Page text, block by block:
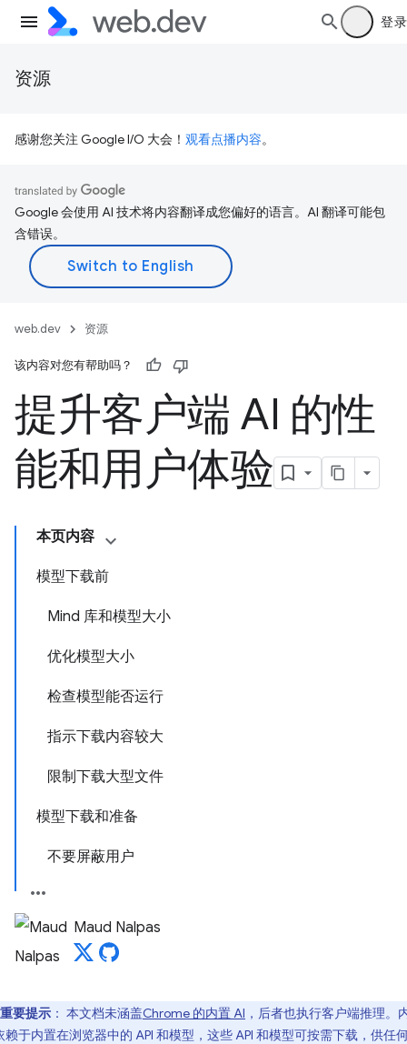
登录
资源
感谢您关注 Google I/O 大会！ 观看点播内容。
Google 会使用 AI 技术将内容翻译成您偏好的语言。AI 翻译可能包
含错误。
web.dev 资源
该内容对您有帮助吗？
提升客户端 AI 的性
能和用户体验
本页内容
模型下载前
Mind 库和模型大小
优化模型大小
检查模型能否运行
指示下载内容较大
限制下载大型文件
模型下载和准备
不要屏蔽用户
Maud Nalpas
重要提示 ： 本文档未涵盖Chrome 的内置 AI ，后者也执行客户端推理。
赖于内置在浏览器中的 API 和模型，这些 API 和模型可按需下载，供任